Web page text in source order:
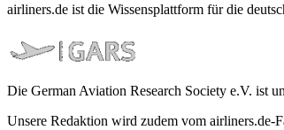
airliners.de ist die Wissensplattform für die
Die German Aviation Research Society e.V. ist
Unsere Redaktion wird zudem vom airliners.de-